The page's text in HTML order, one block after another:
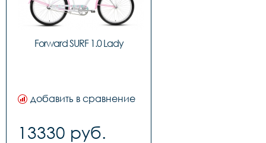
Forward SURF 1.0 Lady
добавить в сравнение
13330 руб.